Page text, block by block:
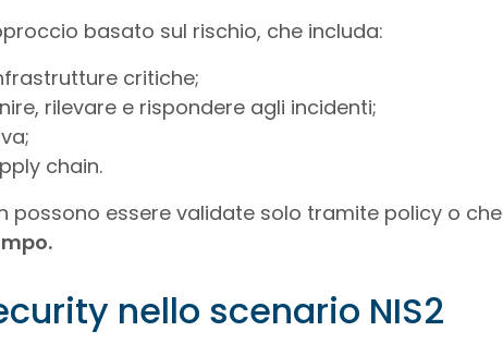
basato sul rischio, che includa:
critiche;
rilevare e rispondere agli incidenti;
chain.
possono essere validate solo tramite policy o
nello scenario NIS2